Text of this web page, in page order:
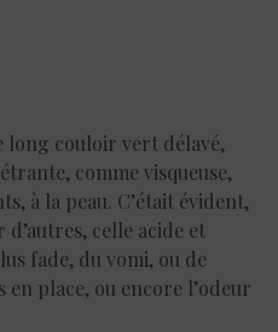
long couloir vert délavé,
comme visqueuse,
à la peau. C’était évident,
celle acide et
fade, du vomi, ou de
place, ou encore l’odeur